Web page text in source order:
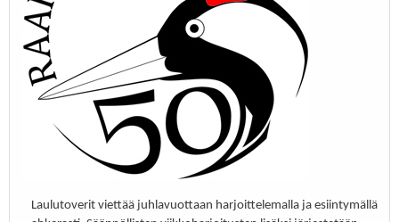
Laulutoverit viettää juhlavuottaan harjoittelemalla ja esiintymällä